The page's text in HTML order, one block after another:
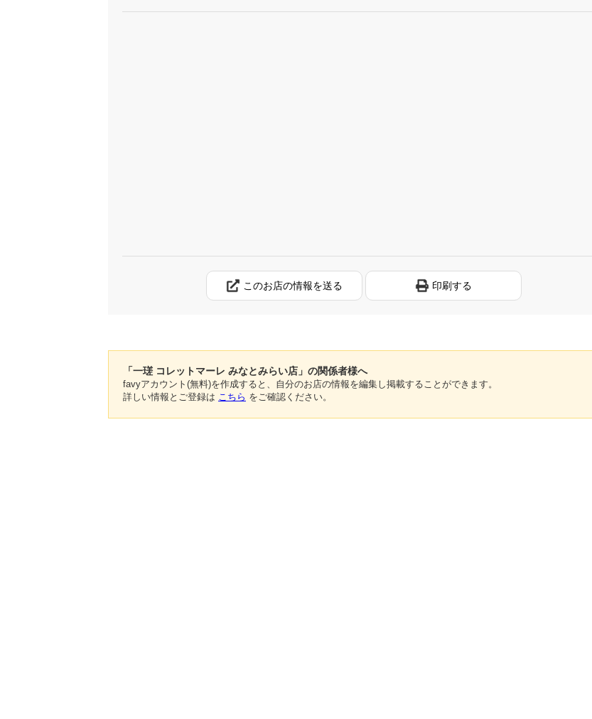
このお店の情報を送る 印刷する
「一瑳 コレットマーレ みなとみらい店」の関係者様へ
favyアカウント(無料)を作成すると、自分のお店の情報を編集し掲載することができます。
詳しい情報とご登録は こちら をご確認ください。